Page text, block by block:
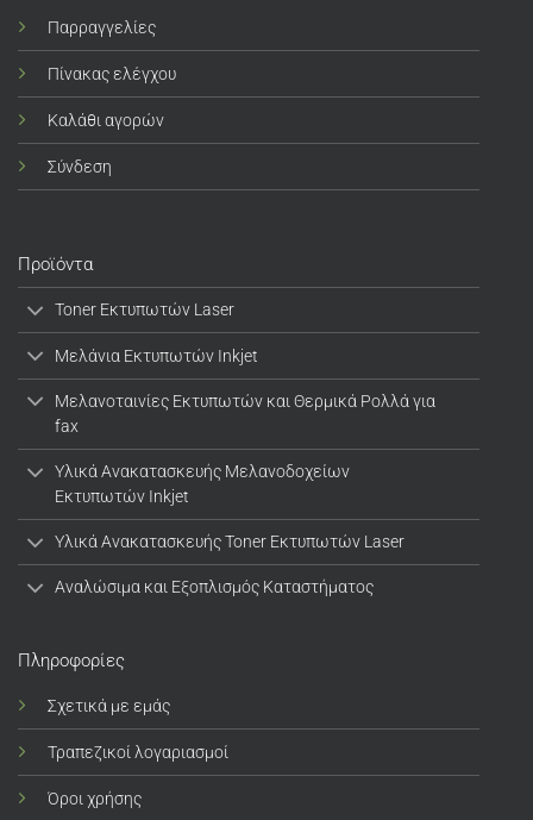
Παρραγγελίες
Πίνακας ελέγχου
Καλάθι αγορών
Σύνδεση
Προϊόντα
Toner Εκτυπωτών Laser
Μελάνια Εκτυπωτών Inkjet
Μελανοταινίες Εκτυπωτών και Θερμικά Ρολλά για
fax
Υλικά Ανακατασκευής Μελανοδοχείων
Εκτυπωτών Inkjet
Υλικά Ανακατασκευής Toner Εκτυπωτών Laser
Αναλώσιμα και Εξοπλισμός Καταστήματος
Πληροφορίες
Σχετικά με εμάς
Τραπεζικοί λογαριασμοί
Όροι χρήσης